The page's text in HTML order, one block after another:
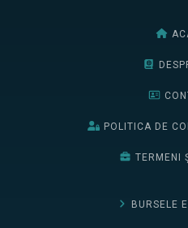
POLITICA DE
TERMENI
BURSELE